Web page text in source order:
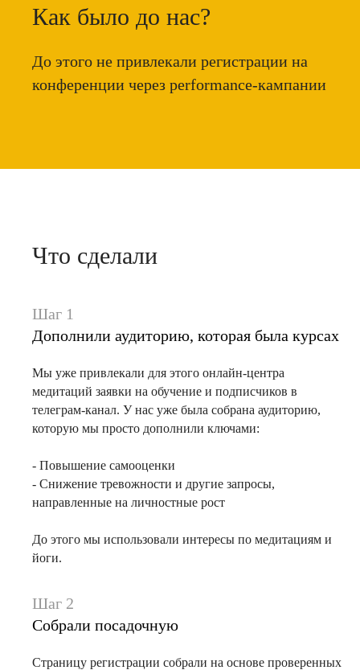
Как было до нас?
До этого не привлекали регистрации на
конференции через performance-кампании
Что сделали
Шаг 1
Дополнили аудиторию, которая была курсах
Мы уже привлекали для этого онлайн-центра
медитаций заявки на обучение и подписчиков в
телеграм-канал. У нас уже была собрана аудиторию,
которую мы просто дополнили ключами:
- Повышение самооценки
- Снижение тревожности и другие запросы,
направленные на личностные рост
До этого мы использовали интересы по медитациям и
йоги.
Шаг 2
Собрали посадочную
Страницу регистрации собрали на основе проверенных